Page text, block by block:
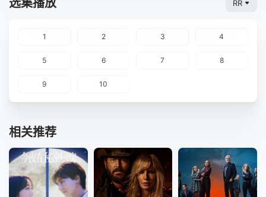
选集播放 RR
1 2 3 4
5 6 7 8
9 10
相关推荐